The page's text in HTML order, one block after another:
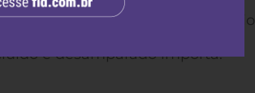
de direitos humanos. É o próprio
de que as vidas negras
e desamparado importa.